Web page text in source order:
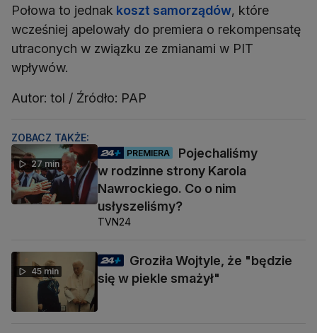
Połowa to jednak koszt samorządów, które
wcześniej apelowały do premiera o rekompensatę
utraconych w związku ze zmianami w PIT
wpływów.
Autor: tol / Źródło: PAP
ZOBACZ TAKŻE:
27 min
PREMIERA
Pojechaliśmy
w rodzinne strony Karola
Nawrockiego. Co o nim
usłyszeliśmy?
TVN24
45 min
Groziła Wojtyle, że "będzie
się w piekle smażył"